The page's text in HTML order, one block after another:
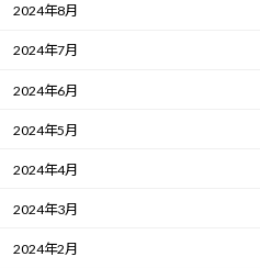
2024年8月
2024年7月
2024年6月
2024年5月
2024年4月
2024年3月
2024年2月